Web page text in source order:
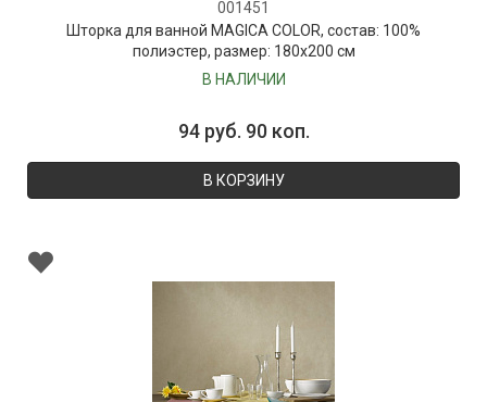
001451
Шторка для ванной MAGICA COLOR, состав: 100%
полиэстер, размер: 180х200 см
В НАЛИЧИИ
94 руб. 90 коп.
В КОРЗИНУ